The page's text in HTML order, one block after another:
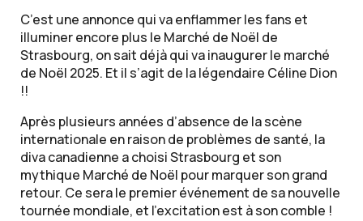
C’est une annonce qui va enflammer les fans et
illuminer encore plus le Marché de Noël de
Strasbourg, on sait déjà qui va inaugurer le marché
de Noël 2025. Et il s’agit de la légendaire Céline Dion
!!
Après plusieurs années d’absence de la scène
internationale en raison de problèmes de santé, la
diva canadienne a choisi Strasbourg et son
mythique Marché de Noël pour marquer son grand
retour. Ce sera le premier événement de sa nouvelle
tournée mondiale, et l’excitation est à son comble !